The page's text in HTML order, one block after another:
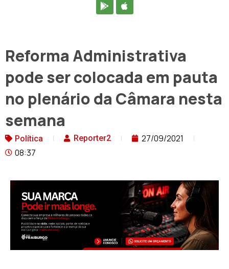
Reforma Administrativa
pode ser colocada em pauta
no plenário da Câmara nesta
semana
Política Reporter2
27/09/2021
08:37